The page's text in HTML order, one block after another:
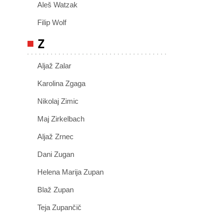
Aleš Watzak
Filip Wolf
Z
Aljaž Zalar
Karolina Zgaga
Nikolaj Zimic
Maj Zirkelbach
Aljaž Zrnec
Dani Zugan
Helena Marija Zupan
Blaž Zupan
Teja Zupančič